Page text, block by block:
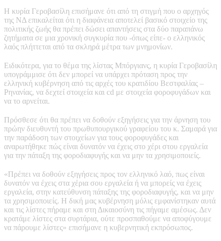
Η κυρία Γεροβασίλη επισήμανε ότι από τη στιγμή που ο αρχηγός
της ΝΔ επικαλείται ότι η διαφάνεια αποτελεί βασικό στοιχείο της
πολιτικής ζωής θα πρέπει δώσει απαντήσεις στα δύο παραπάνω
ζητήματα σε μια χρονική συγκυρία που -όπως είπε- ο ελληνικός
λαός πλήττεται από τα σκληρά μέτρα των μνημονίων.
Ειδικότερα, για το θέμα της λίστας Μπόργιανς, η κυρία Γεροβασίλη
υπογράμμισε ότι δεν μπορεί να υπάρχει πρόταση προς την
ελληνική κυβέρνηση από τις αρχές του κρατιδίου Βεστφαλίας –
Ρηνανίας, να δεχτεί στοιχεία και cd με στοιχεία φοροφυγάδων και
να το αρνείται.
Πρόσθεσε ότι θα πρέπει να δοθούν εξηγήσεις για την άρνηση του
πρώην διευθυντή του πρωθυπουργικού γραφείου του κ. Σαμαρά για
την παράδοση των στοιχείων για τους φοροφυγάδες και
αναρωτήθηκε πώς είναι δυνατόν να έχεις στο χέρι στου εργαλεία
για την πάταξη της φοροδιαφυγής και να μην τα χρησιμοποιείς.
«Πρέπει να δοθούν εξηγήσεις προς τον ελληνικό λαό, πως είναι
δυνατόν να έχεις στα χέρια σου εργαλεία ή να μπορείς να έχεις
εργαλεία, στην κατεύθυνση πάταξης της φοροδιαφυγής, και να μην
τα χρησιμοποιείς. Η δική μας κυβέρνηση μόλις εμφανίστηκαν αυτά
και τις λίστες πήραμε και στη Δικαιοσύνη τις πήγαμε αμέσως. Δεν
κρατάμε λίστες στα συρτάρια, ούτε προσπαθούμε να αποφύγουμε
να πάρουμε λίστες» επισήμανε η κυβερνητική εκπρόσωπος.